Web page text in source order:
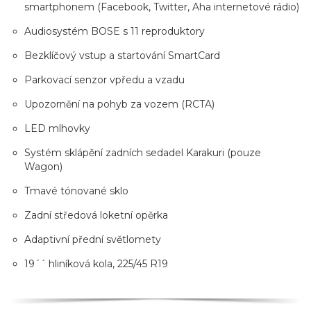
smartphonem (Facebook, Twitter, Aha internetové rádio)
Audiosystém BOSE s 11 reproduktory
Bezklíčový vstup a startování SmartCard
Parkovací senzor vpředu a vzadu
Upozornění na pohyb za vozem (RCTA)
LED mlhovky
Systém sklápění zadních sedadel Karakuri (pouze
Wagon)
Tmavé tónované sklo
Zadní středová loketní opěrka
Adaptivní přední světlomety
19´´ hliníková kola, 225/45 R19